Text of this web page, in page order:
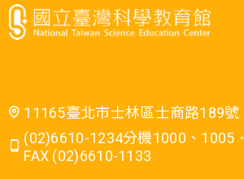
11165臺北市士林區士商路189號
(02)6610-1234分機1000、1005．
FAX (02)6610-1133